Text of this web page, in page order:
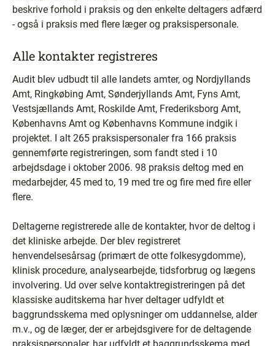
beskrive forhold i praksis og den enkelte deltagers adfærd
- også i praksis med flere læger og praksispersonale.
Alle kontakter registreres
Audit blev udbudt til alle landets amter, og Nordjyllands
Amt, Ringkøbing Amt, Sønderjyllands Amt, Fyns Amt,
Vestsjællands Amt, Roskilde Amt, Frederiksborg Amt,
Københavns Amt og Københavns Kommune indgik i
projektet. I alt 265 praksispersonaler fra 166 praksis
gennemførte registreringen, som fandt sted i 10
arbejdsdage i oktober 2006. 98 praksis deltog med en
medarbejder, 45 med to, 19 med tre og fire med fire eller
flere.
Deltagerne registrerede alle de kontakter, hvor de deltog i
det kliniske arbejde. Der blev registreret
henvendelsesårsag (primært de otte folkesygdomme),
klinisk procedure, analysearbejde, tidsforbrug og lægens
involvering. Ud over selve kontaktregistreringen på det
klassiske auditskema har hver deltager udfyldt et
baggrundsskema med oplysninger om uddannelse, alder
m.v., og de læger, der er arbejdsgivere for de deltagende